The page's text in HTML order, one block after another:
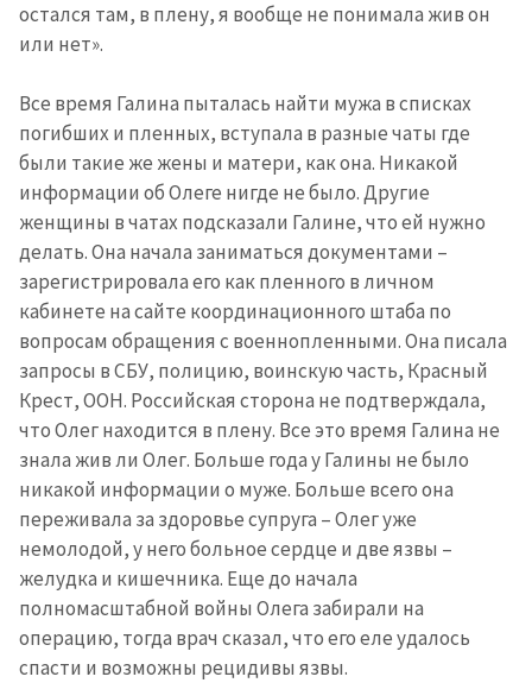
остался там, в плену, я вообще не понимала жив он
или нет».
Все время Галина пыталась найти мужа в списках
погибших и пленных, вступала в разные чаты где
были такие же жены и матери, как она. Никакой
информации об Олеге нигде не было. Другие
женщины в чатах подсказали Галине, что ей нужно
делать. Она начала заниматься документами –
зарегистрировала его как пленного в личном
кабинете на сайте координационного штаба по
вопросам обращения с военнопленными. Она писала
запросы в СБУ, полицию, воинскую часть, Красный
Крест, ООН. Российская сторона не подтверждала,
что Олег находится в плену. Все это время Галина не
знала жив ли Олег. Больше года у Галины не было
никакой информации о муже. Больше всего она
переживала за здоровье супруга – Олег уже
немолодой, у него больное сердце и две язвы –
желудка и кишечника. Еще до начала
полномасштабной войны Олега забирали на
операцию, тогда врач сказал, что его еле удалось
спасти и возможны рецидивы язвы.